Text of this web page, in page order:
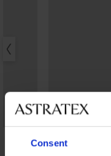
Consent
5
3+1 БЕЗПЛАТНО
Bestseller